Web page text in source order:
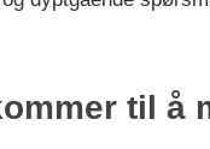
til å